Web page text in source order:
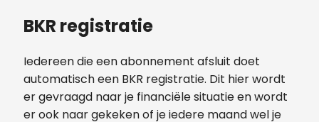
BKR registratie
Iedereen die een abonnement afsluit doet
automatisch een BKR registratie. Dit hier wordt
er gevraagd naar je financiële situatie en wordt
er ook naar gekeken of je iedere maand wel je